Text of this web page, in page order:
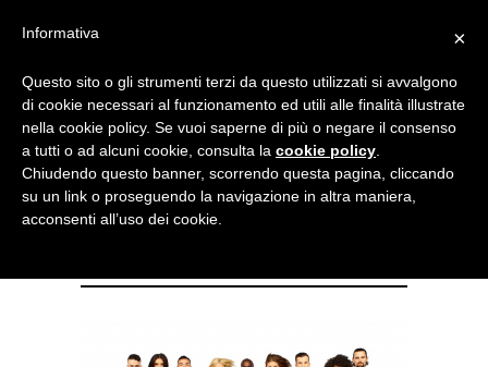
NOTIZIE DI DANZA IN ITALIA E ALL’ESTERO, PER DANZATORI,
Da Nord a Sud il tour in 18
teatri della Parsons Dance
×
Informativa
Questo sito o gli strumenti terzi da questo utilizzati si avvalgono
di cookie necessari al funzionamento ed utili alle finalità illustrate
nella cookie policy. Se vuoi saperne di più o negare il consenso
a tutti o ad alcuni cookie, consulta la cookie policy
Chiudendo questo banner, scorrendo questa pagina, cliccando
su un link o proseguendo la navigazione in altra maniera,
acconsenti all’uso dei cookie.